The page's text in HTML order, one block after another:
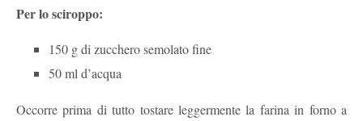
Per lo sciroppo:
150 g di zucchero semolato fine
50 ml d’acqua
Occorre prima di tutto tostare leggermente la farina in forno a